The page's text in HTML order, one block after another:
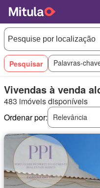
Pesquisar Palavras-
Vivendas à venda
483 imóveis disponíveis
Ordenar por:
Relevância